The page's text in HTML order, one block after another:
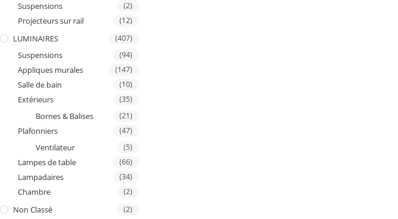
Suspensions (2)
Projecteurs sur rail (12)
LUMINAIRES (407)
Suspensions (94)
Appliques murales (147)
Salle de bain (10)
Extérieurs (35)
Bornes & Balises (21)
Plafonniers (47)
Ventilateur (5)
Lampes de table (66)
Lampadaires (34)
Chambre (2)
Non Classé (2)